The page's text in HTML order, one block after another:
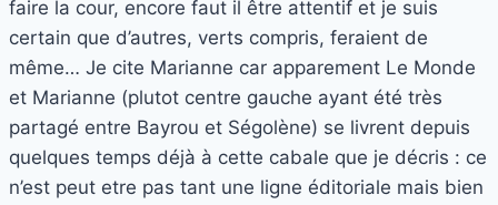
faire la cour, encore faut il être attentif et je suis
certain que d’autres, verts compris, feraient de
même… Je cite Marianne car apparement Le Monde
et Marianne (plutot centre gauche ayant été très
partagé entre Bayrou et Ségolène) se livrent depuis
quelques temps déjà à cette cabale que je décris : ce
n’est peut etre pas tant une ligne éditoriale mais bien